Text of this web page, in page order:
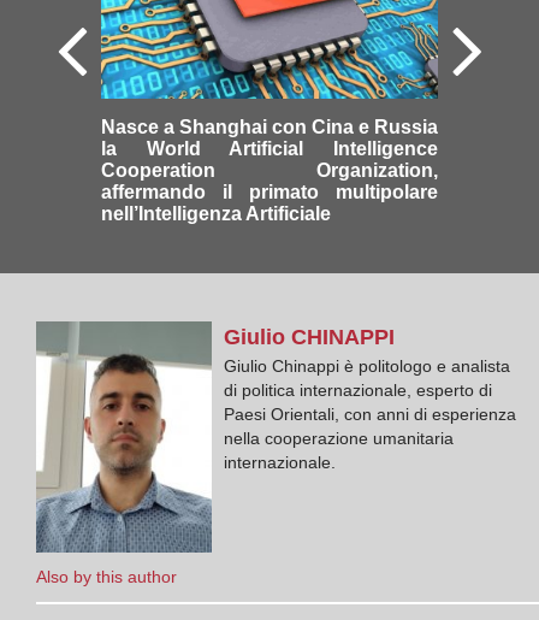
Nasce a Shanghai con Cina e Russia
la World Artificial Intelligence
Cooperation Organization,
affermando il primato multipolare
nell’Intelligenza Artificiale
Also by this author
GiulioCHINAPPI
Giulio Chinappi è politologo e analista
di politica internazionale, esperto di
Paesi Orientali, con anni di esperienza
nella cooperazione umanitaria
internazionale.